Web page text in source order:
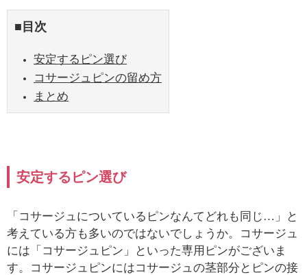
■目次
安定するピン選び
コサージュピンの留め方
まとめ
安定するピン選び
「コサージュについているピンなんてどれも同じ…」と
考えている方も多いのではないでしょうか。コサージュ
には「コサージュピン」といった専用ピンがございま
す。コサージュピンにはコサージュの茎部分とピンの接